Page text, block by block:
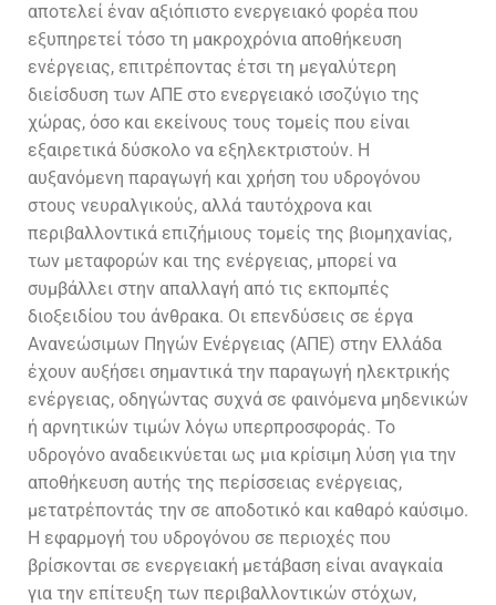
αποτελεί έναν αξιόπιστο ενεργειακό φορέα που
εξυπηρετεί τόσο τη μακροχρόνια αποθήκευση
ενέργειας, επιτρέποντας έτσι τη μεγαλύτερη
διείσδυση των ΑΠΕ στο ενεργειακό ισοζύγιο της
χώρας, όσο και εκείνους τους τομείς που είναι
εξαιρετικά δύσκολο να εξηλεκτριστούν. Η
αυξανόμενη παραγωγή και χρήση του υδρογόνου
στους νευραλγικούς, αλλά ταυτόχρονα και
περιβαλλοντικά επιζήμιους τομείς της βιομηχανίας,
των μεταφορών και της ενέργειας, μπορεί να
συμβάλλει στην απαλλαγή από τις εκπομπές
διοξειδίου του άνθρακα. Οι επενδύσεις σε έργα
Ανανεώσιμων Πηγών Ενέργειας (ΑΠΕ) στην Ελλάδα
έχουν αυξήσει σημαντικά την παραγωγή ηλεκτρικής
ενέργειας, οδηγώντας συχνά σε φαινόμενα μηδενικών
ή αρνητικών τιμών λόγω υπερπροσφοράς. Το
υδρογόνο αναδεικνύεται ως μια κρίσιμη λύση για την
αποθήκευση αυτής της περίσσειας ενέργειας,
μετατρέποντάς την σε αποδοτικό και καθαρό καύσιμο.
Η εφαρμογή του υδρογόνου σε περιοχές που
βρίσκονται σε ενεργειακή μετάβαση είναι αναγκαία
για την επίτευξη των περιβαλλοντικών στόχων,